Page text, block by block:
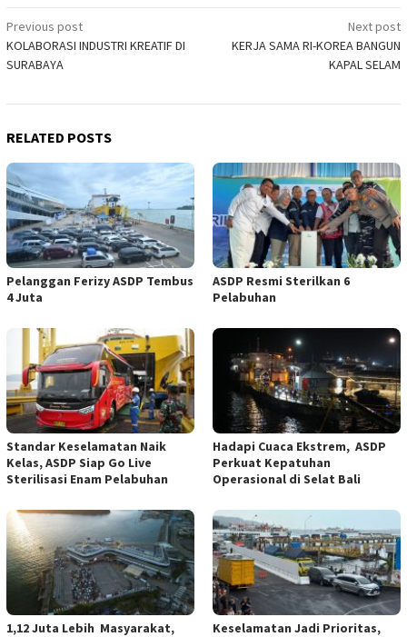
Post
navigation
Previous post
KOLABORASI INDUSTRI KREATIF DI
SURABAYA
Next post
KERJA SAMA RI-KOREA BANGUN
KAPAL SELAM
RELATED POSTS
Pelanggan Ferizy ASDP Tembus
4 Juta
ASDP Resmi Sterilkan 6
Pelabuhan
Standar Keselamatan Naik
Kelas, ASDP Siap Go Live
Sterilisasi Enam Pelabuhan
Hadapi Cuaca Ekstrem, ASDP
Perkuat Kepatuhan
Operasional di Selat Bali
1,12 Juta Lebih Masyarakat,
Keselamatan Jadi Prioritas,